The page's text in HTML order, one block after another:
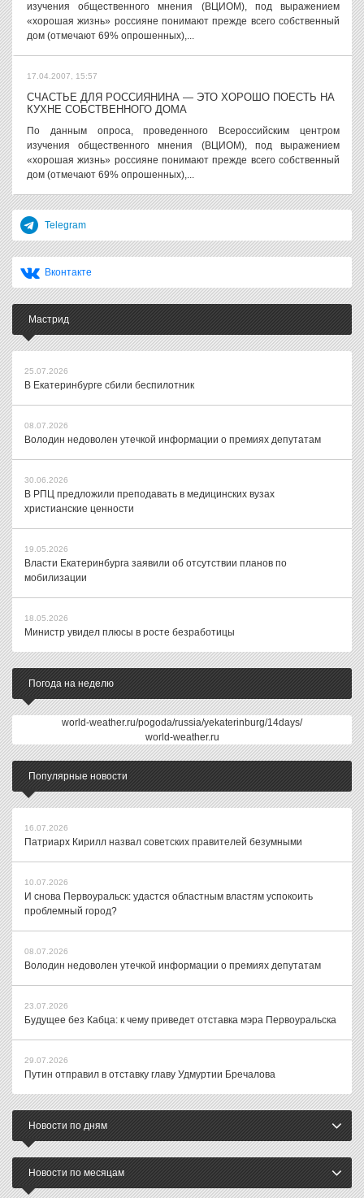
изучения общественного мнения (ВЦИОМ), под выражением
«хорошая жизнь» россияне понимают прежде всего собственный
дом (отмечают 69% опрошенных),...
17.04.2007, 15:57
СЧАСТЬЕ ДЛЯ РОССИЯНИНА — ЭТО ХОРОШО ПОЕСТЬ НА
КУХНЕ СОБСТВЕННОГО ДОМА
По данным опроса, проведенного Всероссийским центром
изучения общественного мнения (ВЦИОМ), под выражением
«хорошая жизнь» россияне понимают прежде всего собственный
дом (отмечают 69% опрошенных),...
Telegram
Вконтакте
Мастрид
25.07.2026
В Екатеринбурге сбили беспилотник
08.07.2026
Володин недоволен утечкой информации о премиях депутатам
30.06.2026
В РПЦ предложили преподавать в медицинских вузах
христианские ценности
19.05.2026
Власти Екатеринбурга заявили об отсутствии планов по
мобилизации
18.05.2026
Министр увидел плюсы в росте безработицы
Погода на неделю
world-weather.ru/pogoda/russia/yekaterinburg/14days/
world-weather.ru
Популярные новости
16.07.2026
Патриарх Кирилл назвал советских правителей безумными
10.07.2026
И снова Первоуральск: удастся областным властям успокоить
проблемный город?
08.07.2026
Володин недоволен утечкой информации о премиях депутатам
23.07.2026
Будущее без Кабца: к чему приведет отставка мэра Первоуральска
29.07.2026
Путин отправил в отставку главу Удмуртии Бречалова
Новости по дням
Новости по месяцам